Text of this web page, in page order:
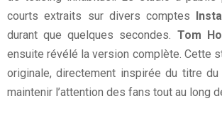
courts extraits sur divers comptes
durant que quelques secondes. Tom
ensuite révélé la version complète. Cette
originale, directement inspirée du titre
maintenir l’attention des fans tout au long